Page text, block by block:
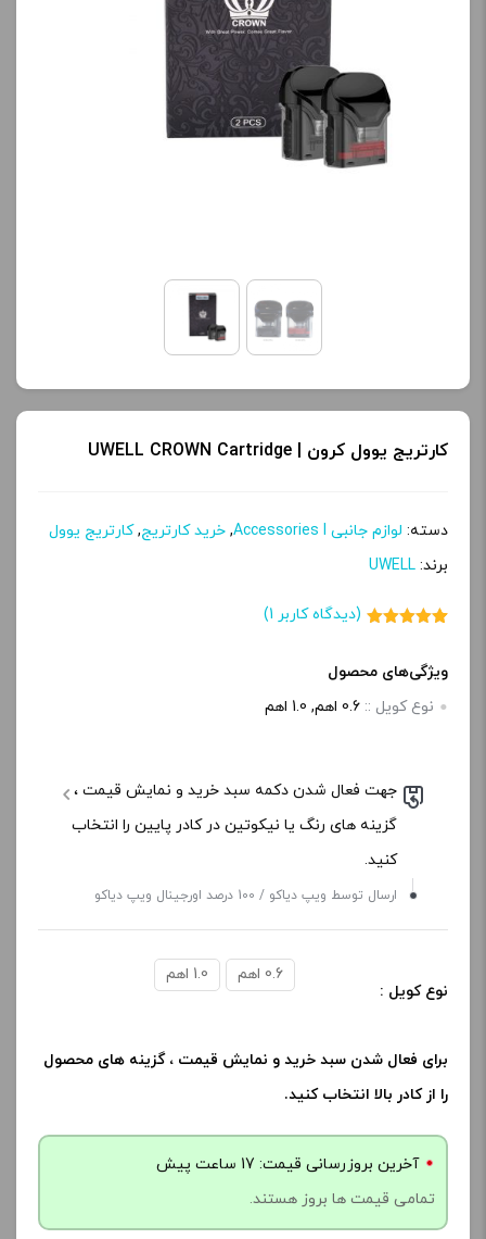
کارتریج یوول کرون | UWELL CROWN Cartridge
دسته: لوازم جانبی Accessories l , خرید کارتریج,کارتریج یوول
برند: UWELL
مشتری
(دیدگاه کاربر 1
)
ویژگی‌های محصول
نوع کویل :: 0.6 اهم, 1.0 اهم
جهت فعال شدن دکمه سبد خرید و نمایش قیمت ،
گزینه های رنگ یا نیکوتین در کادر پایین را انتخاب
کنید.
ارسال توسط ویپ دیاکو / 100 درصد اورجینال ویپ دیاکو
نوع کویل :
0.6 اهم 1.0 اهم
برای فعال شدن سبد خرید و نمایش قیمت ، گزینه های محصول
را از کادر بالا انتخاب کنید.
آخرین بروزرسانی قیمت: 17 ساعت پیش
تمامی قیمت ها بروز هستند.